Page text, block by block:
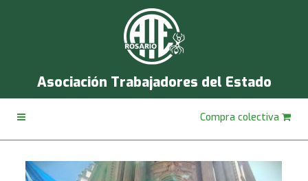
Asociación Trabajadores del Estado
Compra colectiva